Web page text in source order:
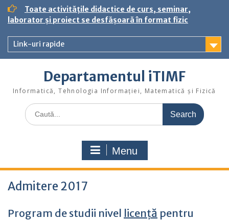
o
Toate activitățile didactice de curs, seminar,
laborator și proiect se desfășoară în format fizic
Link-uri rapide
Departamentul iTIMF
Informatică, Tehnologia Informației, Matematică și Fizică
S
e
f
o
Menu
Admitere 2017
Program de studii nivel licență pentru